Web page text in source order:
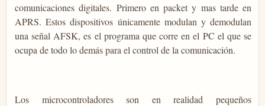
comunicaciones digitales. Primero en packet y mas tarde en
APRS. Estos dispositivos únicamente modulan y demodulan
una señal AFSK, es el programa que corre en el PC el que se
ocupa de todo lo demás para el control de la comunicación.
Los microcontroladores son en realidad pequeños